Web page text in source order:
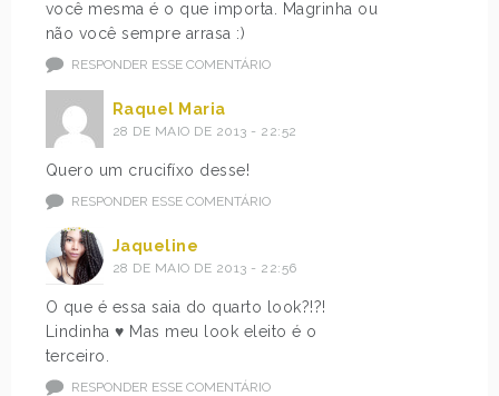
você mesma é o que importa. Magrinha ou
não você sempre arrasa :)
RESPONDER ESSE COMENTÁRIO
Raquel Maria
28 DE MAIO DE 2013 - 22:52
Quero um crucifíxo desse!
RESPONDER ESSE COMENTÁRIO
Jaqueline
28 DE MAIO DE 2013 - 22:56
O que é essa saia do quarto look?!?!
Lindinha ♥ Mas meu look eleito é o
terceiro.
RESPONDER ESSE COMENTÁRIO